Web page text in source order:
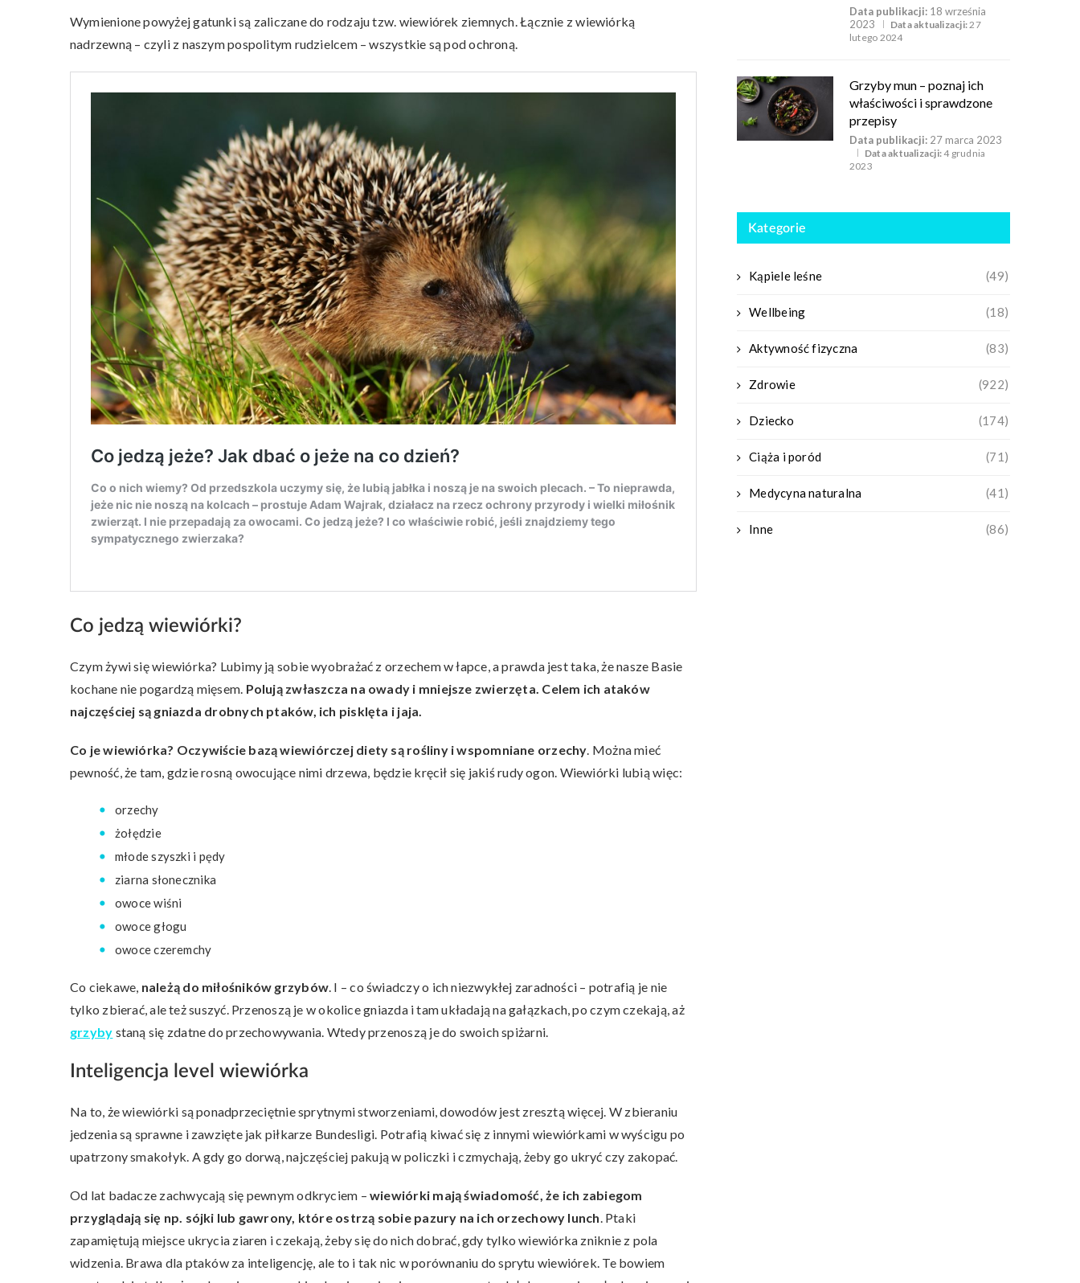
Wymienione powyżej gatunki są zaliczane do rodzaju tzw. wiewiórek ziemnych. Łącznie z wiewiórką
nadrzewną – czyli z naszym pospolitym rudzielcem – wszystkie są pod ochroną.
Co jedzą wiewiórki?
Czym żywi się wiewiórka? Lubimy ją sobie wyobrażać z orzechem w łapce, a prawda jest taka, że nasze Basie
kochane nie pogardzą mięsem. Polują zwłaszcza na owady i mniejsze zwierzęta. Celem ich ataków
najczęściej są gniazda drobnych ptaków, ich pisklęta i jaja.
Co je wiewiórka? Oczywiście bazą wiewiórczej diety są rośliny i wspomniane orzechy . Można mieć
pewność, że tam, gdzie rosną owocujące nimi drzewa, będzie kręcił się jakiś rudy ogon. Wiewiórki lubią więc:
orzechy
żołędzie
młode szyszki i pędy
ziarna słonecznika
owoce wiśni
owoce głogu
owoce czeremchy
Co ciekawe, należą do miłośników grzybów . I – co świadczy o ich niezwykłej zaradności – potrafią je nie
tylko zbierać, ale też suszyć. Przenoszą je w okolice gniazda i tam układają na gałązkach, po czym czekają, aż
grzyby staną się zdatne do przechowywania. Wtedy przenoszą je do swoich spiżarni.
Inteligencja level wiewiórka
Na to, że wiewiórki są ponadprzeciętnie sprytnymi stworzeniami, dowodów jest zresztą więcej. W zbieraniu
jedzenia są sprawne i zawzięte jak piłkarze Bundesligi. Potrafią kiwać się z innymi wiewiórkami w wyścigu po
upatrzony smakołyk. A gdy go dorwą, najczęściej pakują w policzki i czmychają, żeby go ukryć czy zakopać.
Od lat badacze zachwycają się pewnym odkryciem –wiewiórki mają świadomość, że ich zabiegom
przyglądają się np. sójki lub gawrony, które ostrzą sobie pazury na ich orzechowy lunch . Ptaki
zapamiętują miejsce ukrycia ziaren i czekają, żeby się do nich dobrać, gdy tylko wiewiórka zniknie z pola
widzenia. Brawa dla ptaków za inteligencję, ale to i tak nic w porównaniu do sprytu wiewiórek. Te bowiem
Data publikacji: 18 września
2023
Data aktualizacji:27
lutego 2024
Grzyby mun – poznaj ich
właściwości i sprawdzone
przepisy
Data publikacji: 27 marca 2023
Data aktualizacji:4 grudnia
2023
Kategorie
Kąpiele leśne (49)
Wellbeing (18)
Aktywność fizyczna (83)
Zdrowie (922)
Dziecko (174)
Ciąża i poród (71)
Medycyna naturalna (41)
Inne (86)